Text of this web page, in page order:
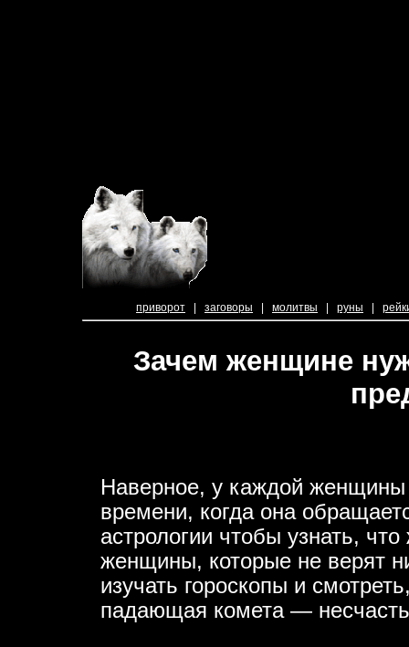
приворот заговоры молитвы руны
Зачем женщине
Наверное, у каждой женщины
времени, когда она
астрологии чтобы узнать,
женщины, которые не верят
изучать гороскопы и
падающая комета —